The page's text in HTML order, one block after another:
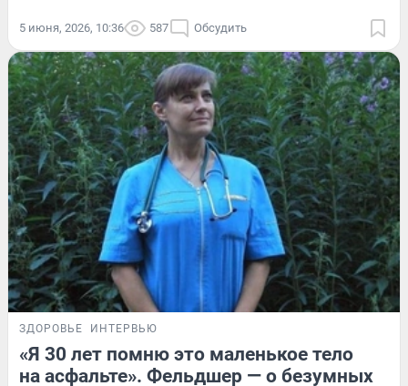
5 июня, 2026, 10:36 587 Обсудить
ЗДОРОВЬЕ ИНТЕРВЬЮ
«Я 30 лет помню это маленькое тело
на асфальте». Фельдшер — о безумных